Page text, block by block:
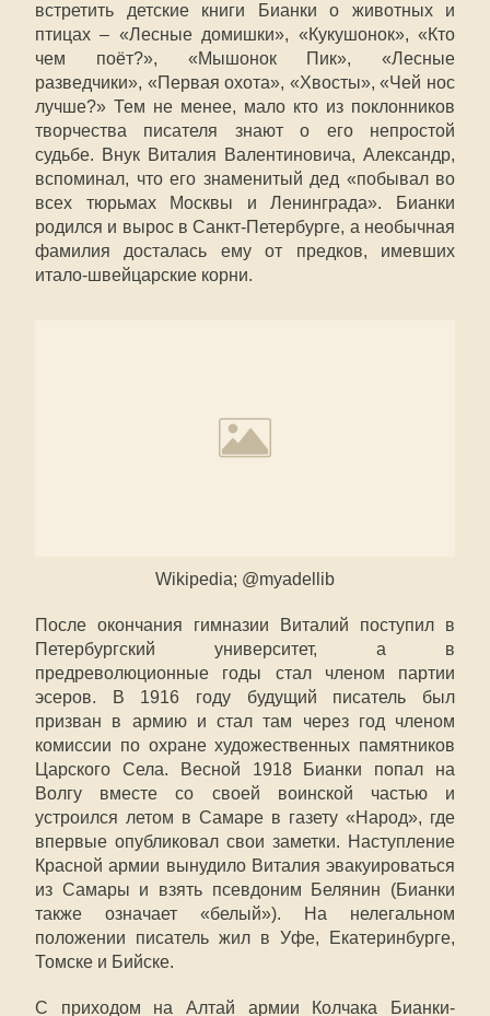
встретить детские книги Бианки о животных и
птицах – «Лесные домишки», «Кукушонок», «Кто
чем поёт?», «Мышонок Пик», «Лесные
разведчики», «Первая охота», «Хвосты», «Чей нос
лучше?» Тем не менее, мало кто из поклонников
творчества писателя знают о его непростой
судьбе. Внук Виталия Валентиновича, Александр,
вспоминал, что его знаменитый дед «побывал во
всех тюрьмах Москвы и Ленинграда». Бианки
родился и вырос в Санкт-Петербурге, а необычная
фамилия досталась ему от предков, имевших
итало-швейцарские корни.
Wikipedia; @myadellib
После окончания гимназии Виталий поступил в
Петербургский университет, а в
предреволюционные годы стал членом партии
эсеров. В 1916 году будущий писатель был
призван в армию и стал там через год членом
комиссии по охране художественных памятников
Царского Села. Весной 1918 Бианки попал на
Волгу вместе со своей воинской частью и
устроился летом в Самаре в газету «Народ», где
впервые опубликовал свои заметки. Наступление
Красной армии вынудило Виталия эвакуироваться
из Самары и взять псевдоним Белянин (Бианки
также означает «белый»). На нелегальном
положении писатель жил в Уфе, Екатеринбурге,
Томске и Бийске.
С приходом на Алтай армии Колчака Бианки-